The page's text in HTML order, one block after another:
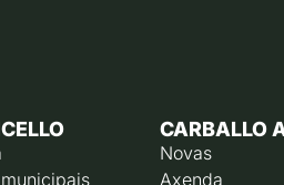
CARBALLO
Novas
Axenda